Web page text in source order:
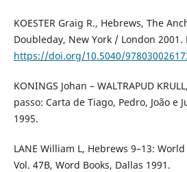
KOESTER Graig R., Hebrews, The
Doubleday, New York / London 2001.
https://doi.org/10.5040/
KONINGS Johan – WALTRAPUD
passo: Carta de Tiago, Pedro, João e
1995.
LANE William L, Hebrews 9–13:
Vol. 47B, Word Books, Dallas 1991.